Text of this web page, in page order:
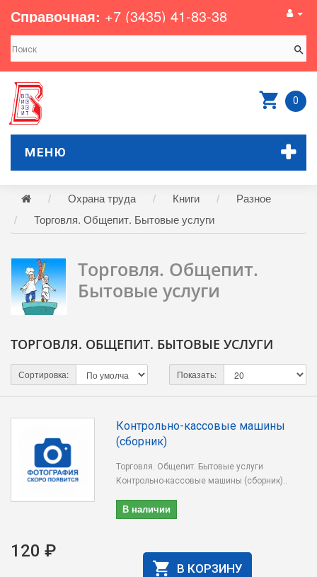
Справочная: +7 (3435) 41-83-38
0
МЕНЮ
Охрана труда Книги
Разное
Торговля. Общепит. Бытовые услуги
Торговля. Общепит.
Бытовые услуги
ТОРГОВЛЯ. ОБЩЕПИТ. БЫТОВЫЕ УСЛУГИ
Сортировка: Показать:
Контрольно-кассовые машины
(сборник)
Торговля. Общепит. Бытовые услуги
Контрольно-кассовые машины (сборник)..
В наличии
120 ₽
В КОРЗИНУ